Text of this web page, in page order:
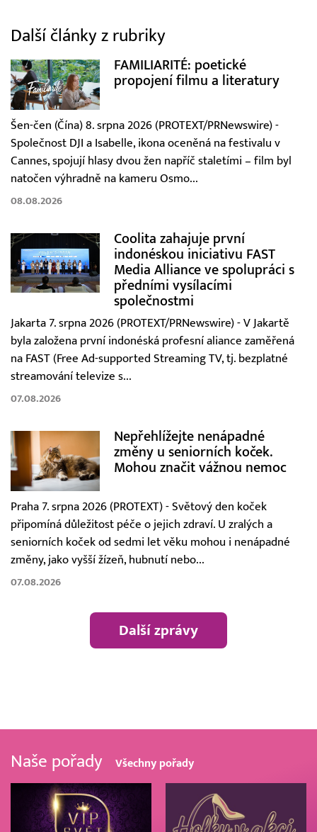
Další články z rubriky
FAMILIARITÉ: poetické
propojení filmu a literatury
Šen-čen (Čína) 8. srpna 2026 (PROTEXT/PRNewswire) -
Společnost DJI a Isabelle, ikona oceněná na festivalu v
Cannes, spojují hlasy dvou žen napříč staletími – film byl
natočen výhradně na kameru Osmo...
08.08.2026
Coolita zahajuje první
indonéskou iniciativu FAST
Media Alliance ve spolupráci s
předními vysílacími
společnostmi
Jakarta 7. srpna 2026 (PROTEXT/PRNewswire) - V Jakartě
byla založena první indonéská profesní aliance zaměřená
na FAST (Free Ad-supported Streaming TV, tj. bezplatné
streamování televize s...
07.08.2026
Nepřehlížejte nenápadné
změny u seniorních koček.
Mohou značit vážnou nemoc
Praha 7. srpna 2026 (PROTEXT) - Světový den koček
připomíná důležitost péče o jejich zdraví. U zralých a
seniorních koček od sedmi let věku mohou i nenápadné
změny, jako vyšší žízeň, hubnutí nebo...
07.08.2026
Další zprávy
Naše pořady Všechny pořady